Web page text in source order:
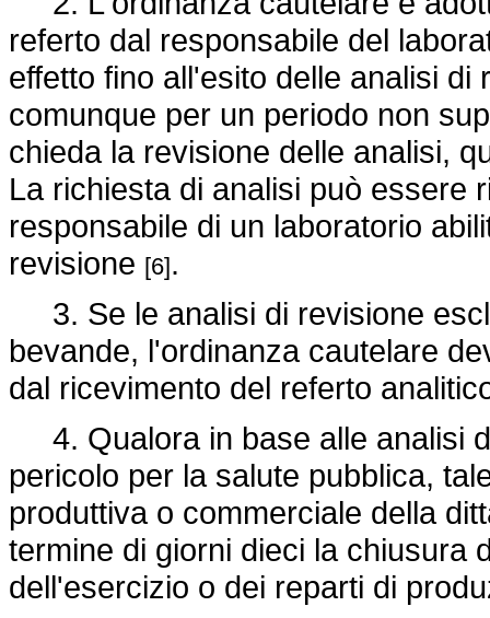
referto dal responsabile del
effetto fino all'esito delle analisi
comunque per un periodo non
chieda la revisione delle analisi,
La richiesta di analisi può essere
responsabile di un laboratorio
revisione [6].
3. Se le analisi di revisione
bevande, l'ordinanza cautelare
dal ricevimento del referto
4. Qualora in base alle analisi
pericolo per la salute pubblica,
produttiva o commerciale della
termine di giorni dieci la chiusura
dell'esercizio o dei reparti di